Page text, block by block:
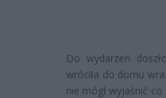
Do wydarzeń
wróciła do domu
nie mógł wyjaśnić